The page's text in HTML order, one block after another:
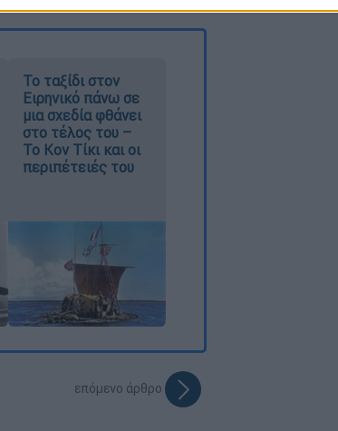
Το ταξίδι στον
Ειρηνικό πάνω σε
μια σχεδία φθάνει
στο τέλος του –
Το Κον Τίκι και οι
περιπέτειές του
επόμενο άρθρο